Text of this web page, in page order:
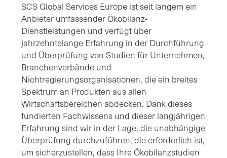
SCS Global Services Europe ist seit langem ein
Anbieter umfassender Ökobilanz-
Dienstleistungen und verfügt über
jahrzehntelange Erfahrung in der Durchführung
und Überprüfung von Studien für Unternehmen,
Branchenverbände und
Nichtregierungsorganisationen, die ein breites
Spektrum an Produkten aus allen
Wirtschaftsbereichen abdecken. Dank dieses
fundierten Fachwissens und dieser langjährigen
Erfahrung sind wir in der Lage, die unabhängige
Überprüfung durchzuführen, die erforderlich ist,
um sicherzustellen, dass Ihre Ökobilanzstudien